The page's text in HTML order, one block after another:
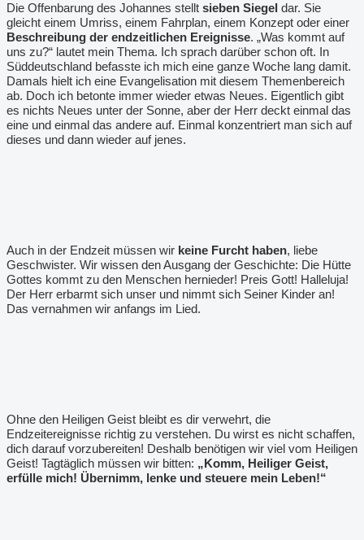
Die Offenbarung des Johannes stellt sieben Siegel dar. Sie
gleicht einem Umriss, einem Fahrplan, einem Konzept oder einer
Beschreibung der endzeitlichen Ereignisse. „Was kommt auf
uns zu?“ lautet mein Thema. Ich sprach darüber schon oft. In
Süddeutschland befasste ich mich eine ganze Woche lang damit.
Damals hielt ich eine Evangelisation mit diesem Themenbereich
ab. Doch ich betonte immer wieder etwas Neues. Eigentlich gibt
es nichts Neues unter der Sonne, aber der Herr deckt einmal das
eine und einmal das andere auf. Einmal konzentriert man sich auf
dieses und dann wieder auf jenes.
Auch in der Endzeit müssen wir keine Furcht haben, liebe
Geschwister. Wir wissen den Ausgang der Geschichte: Die Hütte
Gottes kommt zu den Menschen hernieder! Preis Gott! Halleluja!
Der Herr erbarmt sich unser und nimmt sich Seiner Kinder an!
Das vernahmen wir anfangs im Lied.
Ohne den Heiligen Geist bleibt es dir verwehrt, die
Endzeitereignisse richtig zu verstehen. Du wirst es nicht schaffen,
dich darauf vorzubereiten! Deshalb benötigen wir viel vom Heiligen
Geist! Tagtäglich müssen wir bitten: „Komm, Heiliger Geist,
erfülle mich! Übernimm, lenke und steuere mein Leben!“